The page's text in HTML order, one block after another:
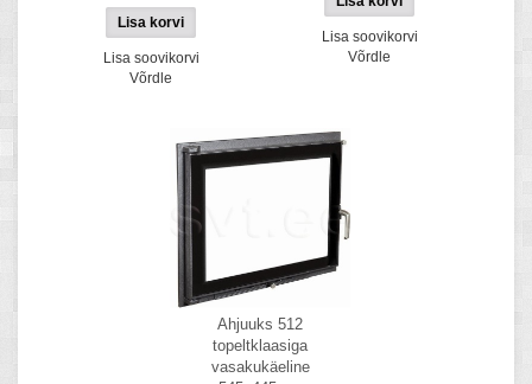
Lisa soovikorvi
Võrdle
Lisa soovikorvi
Võrdle
Ahjuuks 512
topeltklaasiga
vasakukäeline